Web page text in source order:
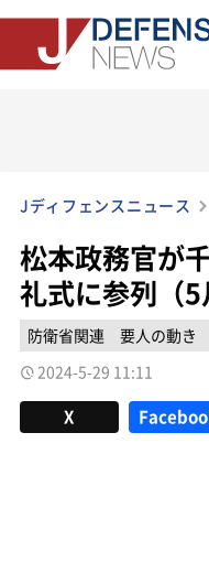
Jディフェンスニュース
松本政務官が
礼式に参列（5
防衛省関連 要人の動き
2024-5-29 11:11
X